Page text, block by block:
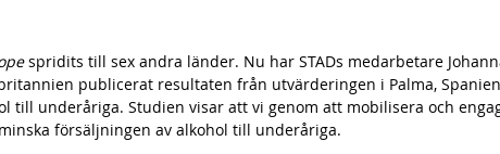
spridits till sex andra länder. Nu har STADs medarbetare
publicerat resultaten från utvärderingen i Palma,
underåriga. Studien visar att vi genom att mobilisera och
försäljningen av alkohol till underåriga.